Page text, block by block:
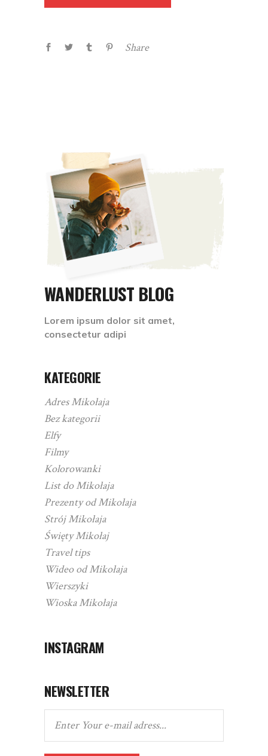
Share
WANDERLUST BLOG
Lorem ipsum dolor sit amet,
consectetur adipi
KATEGORIE
Adres Mikołaja
Bez kategorii
Elfy
Filmy
Kolorowanki
List do Mikołaja
Prezenty od Mikołaja
Strój Mikołaja
Święty Mikołaj
Travel tips
Wideo od Mikołaja
Wierszyki
Wioska Mikołaja
INSTAGRAM
NEWSLETTER